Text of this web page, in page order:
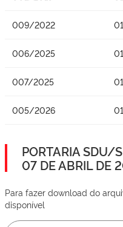
009/2022
006/2025
007/2025
005/2026
PORTARIA SDU/
07 DE ABRIL DE
Para fazer download do
disponível